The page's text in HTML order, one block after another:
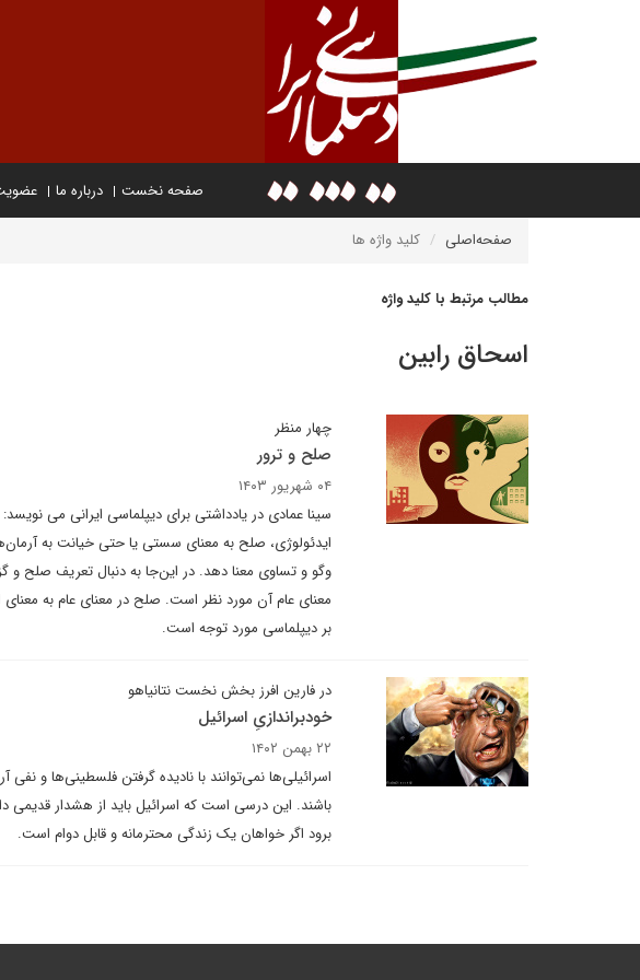
صفحه نخست درباره ما
صفحه‌اصلی کلید واژه ها
مطالب مرتبط با کلید واژه
اسحاق رابین
چهار منظر
صلح و ترور
۰۴ شهریور ۱۴۰۳
سینا عمادی در یادداشتی برای دیپلماسی ایرانی می
ایدئولوژی، صلح به معنای سستی یا حتی خیانت به
وگو و تساوی معنا دهد. در این‌جا به دنبال تعریف صلح
معنای عام آن مورد نظر است. صلح در معنای عام به معنای
بر دیپلماسی مورد توجه است.
در فارین افرز بخش نخست نتانیاهو
خودبراندازیِ اسرائیل
۲۲ بهمن ۱۴۰۲
اسرائیلی‌ها نمی‌توانند با نادیده گرفتن فلسطینی‌ها و
باشند. این درسی است که اسرائیل باید از هشدار
برود اگر خواهان یک زندگی محترمانه و قابل دوام است.